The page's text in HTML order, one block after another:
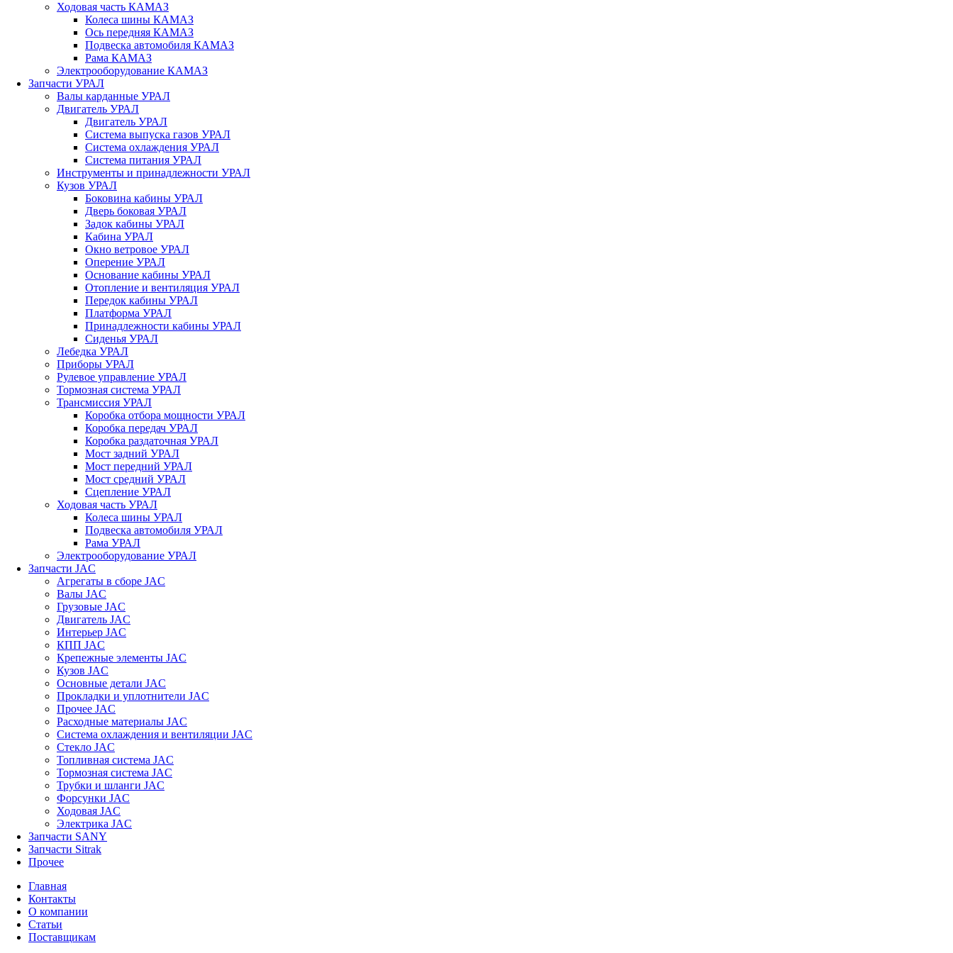
Ходовая часть КАМАЗ
Колеса шины КАМАЗ
Ось передняя КАМАЗ
Подвеска автомобиля КАМАЗ
Рама КАМАЗ
Электрооборудование КАМАЗ
Запчасти УРАЛ
Валы карданные УРАЛ
Двигатель УРАЛ
Двигатель УРАЛ
Система выпуска газов УРАЛ
Система охлаждения УРАЛ
Система питания УРАЛ
Инструменты и принадлежности УРАЛ
Кузов УРАЛ
Боковина кабины УРАЛ
Дверь боковая УРАЛ
Задок кабины УРАЛ
Кабина УРАЛ
Окно ветровое УРАЛ
Оперение УРАЛ
Основание кабины УРАЛ
Отопление и вентиляция УРАЛ
Передок кабины УРАЛ
Платформа УРАЛ
Принадлежности кабины УРАЛ
Сиденья УРАЛ
Лебедка УРАЛ
Приборы УРАЛ
Рулевое управление УРАЛ
Тормозная система УРАЛ
Трансмиссия УРАЛ
Коробка отбора мощности УРАЛ
Коробка передач УРАЛ
Коробка раздаточная УРАЛ
Мост задний УРАЛ
Мост передний УРАЛ
Мост средний УРАЛ
Сцепление УРАЛ
Ходовая часть УРАЛ
Колеса шины УРАЛ
Подвеска автомобиля УРАЛ
Рама УРАЛ
Электрооборудование УРАЛ
Запчасти JAC
Агрегаты в сборе JAC
Валы JAC
Грузовые JAC
Двигатель JAC
Интерьер JAC
КПП JAC
Крепежные элементы JAC
Кузов JAC
Основные детали JAC
Прокладки и уплотнители JAC
Прочее JAC
Расходные материалы JAC
Система охлаждения и вентиляции JAC
Стекло JAC
Топливная система JAC
Тормозная система JAC
Трубки и шланги JAC
Форсунки JAC
Ходовая JAC
Электрика JAC
Запчасти SANY
Запчасти Sitrak
Прочее
Главная
Контакты
О компании
Статьи
Поставщикам